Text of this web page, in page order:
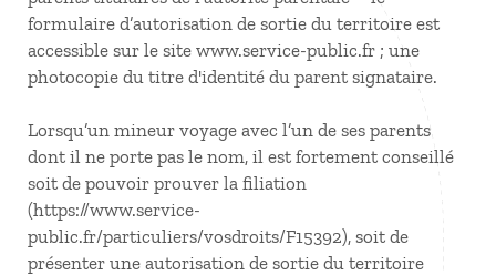
formulaire d’autorisation de sortie du territoire est
accessible sur le site www.service-public.fr ; une
photocopie du titre d'identité du parent signataire.
Lorsqu’un mineur voyage avec l’un de ses parents
dont il ne porte pas le nom, il est fortement conseillé
soit de pouvoir prouver la filiation
(https://www.service-
public.fr/particuliers/vosdroits/F15392), soit de
présenter une autorisation de sortie du territoire